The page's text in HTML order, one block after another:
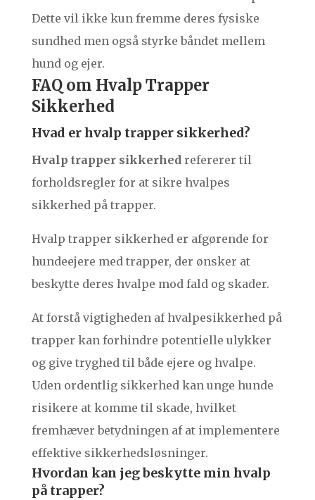
Dette vil ikke kun fremme deres fysiske
sundhed men også styrke båndet mellem
hund og ejer.
FAQ om Hvalp Trapper
Sikkerhed
Hvad er hvalp trapper sikkerhed?
Hvalp trapper sikkerhedrefererer til
forholdsregler for at sikre hvalpes
sikkerhed på trapper.
Hvalp trapper sikkerhed er afgørende for
hundeejere med trapper, der ønsker at
beskytte deres hvalpe mod fald og skader.
At forstå vigtigheden af hvalpesikkerhed på
trapper kan forhindre potentielle ulykker
og give tryghed til både ejere og hvalpe.
Uden ordentlig sikkerhed kan unge hunde
risikere at komme til skade, hvilket
fremhæver betydningen af at implementere
effektive sikkerhedsløsninger.
Hvordan kan jeg beskytte min hvalp
på trapper?